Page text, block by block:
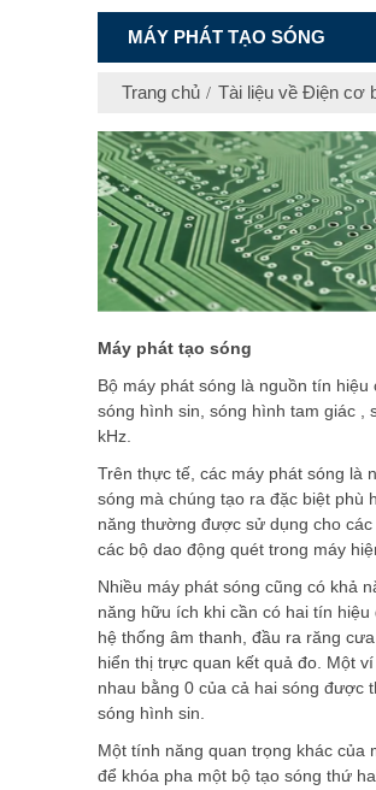
MÁY PHÁT TẠO SÓNG
Trang chủ Tài liệu về Điện cơ
Máy phát tạo sóng
Bộ máy phát sóng là nguồn tín
sóng hình sin, sóng hình tam giác ,
kHz.
Trên thực tế, các máy phát sóng là
sóng mà chúng tạo ra đặc biệt phù
năng thường được sử dụng cho
các bộ dao động quét trong máy
Nhiều máy phát sóng cũng có khả
năng hữu ích khi cần có hai tín
hệ thống âm thanh, đầu ra răng
hiển thị trực quan kết quả đo. Một
nhau bằng 0 của cả hai sóng được
sóng hình sin.
Một tính năng quan trọng khác của
để khóa pha một bộ tạo sóng thứ